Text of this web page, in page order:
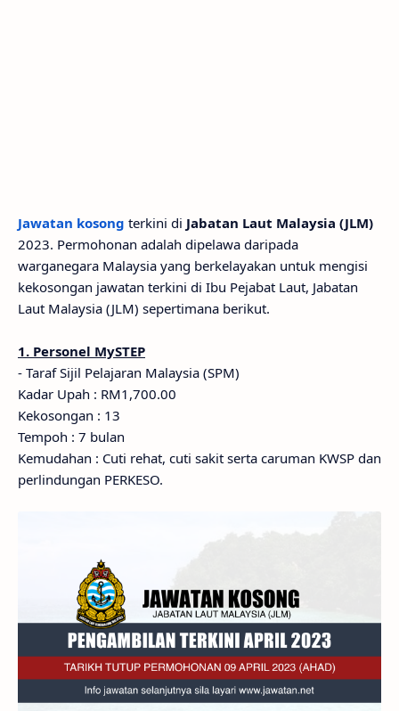
Jawatan kosong terkini di Jabatan Laut Malaysia (JLM)
2023. Permohonan adalah dipelawa daripada
warganegara Malaysia yang berkelayakan untuk mengisi
kekosongan jawatan terkini di Ibu Pejabat Laut, Jabatan
Laut Malaysia (JLM) sepertimana berikut.
1. Personel MySTEP
- Taraf Sijil Pelajaran Malaysia (SPM)
Kadar Upah : RM1,700.00
Kekosongan : 13
Tempoh : 7 bulan
Kemudahan : Cuti rehat, cuti sakit serta caruman KWSP dan
perlindungan PERKESO.